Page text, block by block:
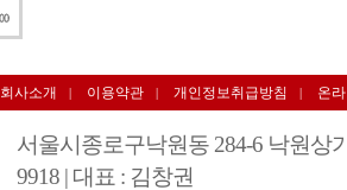
회사소개 이용약관 개인정보취급방침 온
서울시종로구낙원동 284-6 낙원상가
9918 | 대표 : 김창권